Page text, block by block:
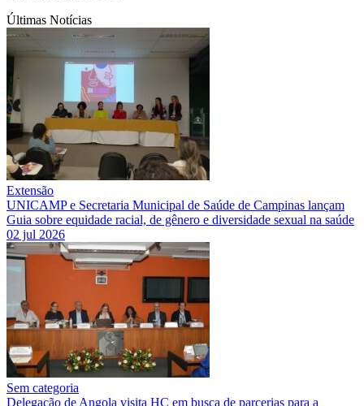
Últimas Notícias
Extensão
UNICAMP e Secretaria Municipal de Saúde de Campinas lançam
Guia sobre equidade racial, de gênero e diversidade sexual na saúde
02 jul 2026
Sem categoria
Delegação de Angola visita HC em busca de parcerias para a